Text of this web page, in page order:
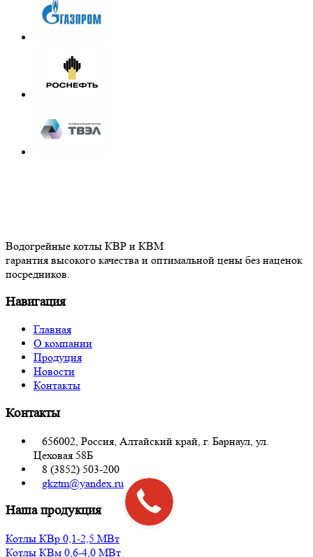
Водогрейные котлы КВР и КВМ
гарантия высокого качества и оптимальной цены без наценок
посредников.
Навигация
Главная
О компании
Продуция
Новости
Контакты
Контакты
656002, Россия, Алтайский край, г. Барнаул, ул.
Цеховая 58Б
8 (3852) 503-200
gkztm@yandex.ru
Наша продукция
Котлы КВр 0,1-2,5 МВт
Котлы КВм 0,6-4,0 МВт